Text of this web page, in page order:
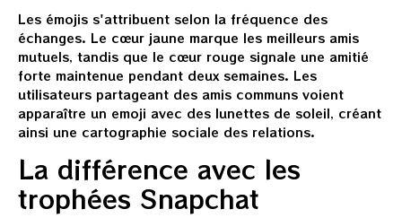
Les émojis s'attribuent selon la fréquence des
échanges. Le cœur jaune marque les meilleurs amis
mutuels, tandis que le cœur rouge signale une amitié
forte maintenue pendant deux semaines. Les
utilisateurs partageant des amis communs voient
apparaître un emoji avec des lunettes de soleil, créant
ainsi une cartographie sociale des relations.
La différence avec les
trophées Snapchat